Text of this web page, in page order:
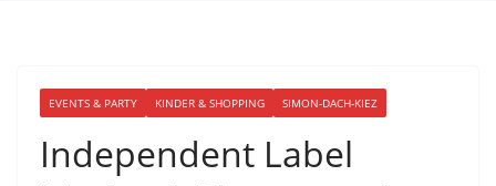
EVENTS & PARTY KINDER & SHOPPING SIMON-DACH-KIEZ
Independent Label